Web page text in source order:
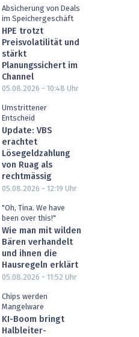
Absicherung von Deals
im Speichergeschäft
HPE trotzt
Preisvolatilität und
stärkt
Planungssichert im
Channel
05.08.2026 - 10:48 Uhr
Umstrittener
Entscheid
Update: VBS
erachtet
Lösegeldzahlung
von Ruag als
rechtmässig
05.08.2026 - 12:19 Uhr
"Oh, Tina. We have
been over this!"
Wie man mit wilden
Bären verhandelt
und ihnen die
Hausregeln erklärt
05.08.2026 - 11:52 Uhr
Chips werden
Mangelware
KI-Boom bringt
Halbleiter-